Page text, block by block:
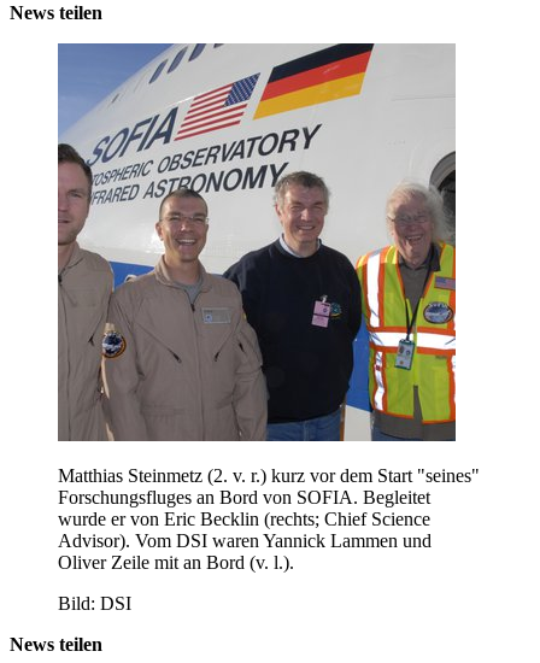
News teilen
Matthias Steinmetz (2. v. r.) kurz vor dem Start "seines"
Forschungsfluges an Bord von SOFIA. Begleitet
wurde er von Eric Becklin (rechts; Chief Science
Advisor). Vom DSI waren Yannick Lammen und
Oliver Zeile mit an Bord (v. l.).
Bild: DSI
News teilen